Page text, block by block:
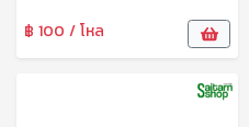
฿ 100 / โหล